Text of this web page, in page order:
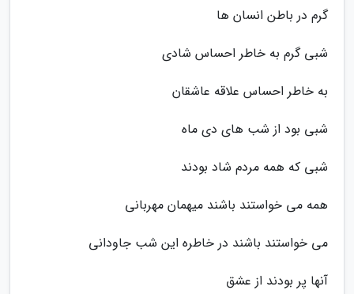
گرم در باطن انسان ها
شبی گرم به خاطر احساس شادی
به خاطر احساس علاقه عاشقان
شبی بود از شب های دی ماه
شبی که همه مردم شاد بودند
همه می خواستند باشند میهمان مهربانی
می خواستند باشند در خاطره این شب جاودانی
آنها پر بودند از عشق